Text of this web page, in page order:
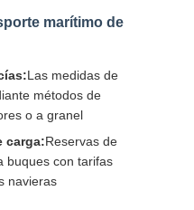
marítimo de
Las medidas de
métodos de
o a granel
carga:Reservas de
buques con tarifas
navieras